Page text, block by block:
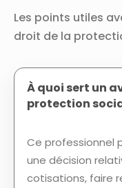
Les points utiles
droit de la
À quoi sert un
protection
Ce professionnel
une décision
cotisations, faire